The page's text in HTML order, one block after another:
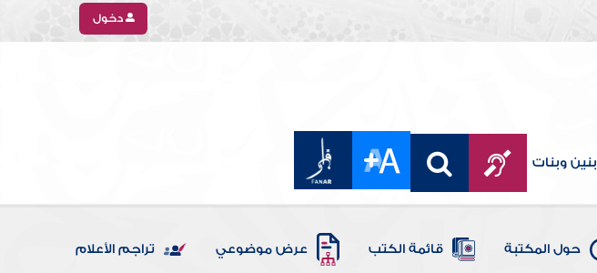
دخول
بنين وبنات
حول المكتبة قائمة الكتب عرض موضوعي تراجم الأعلام